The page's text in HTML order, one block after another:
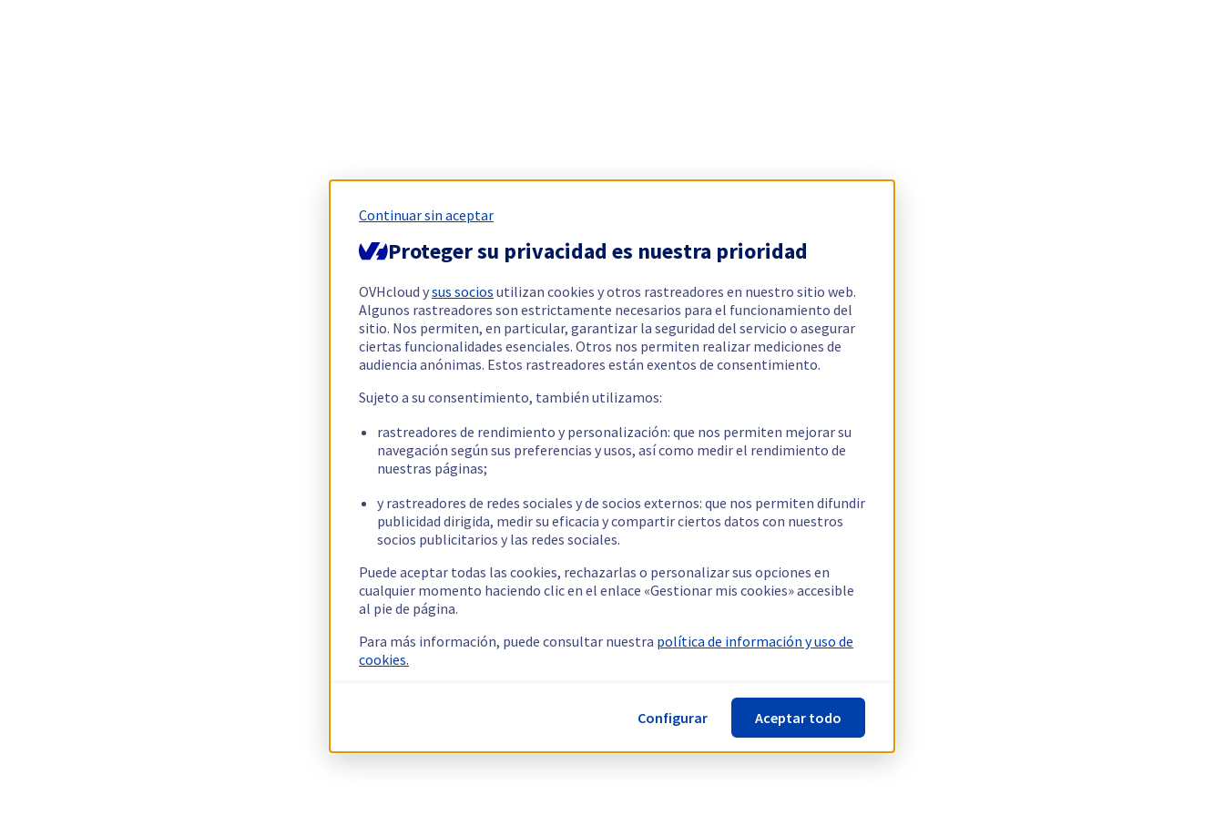
Continuar sin aceptar
Proteger su privacidad es nuestra prioridad
OVHcloud ysus socios utilizan cookies y otros rastreadores en nuestro sitio web.
Algunos rastreadores son estrictamente necesarios para el funcionamiento del
sitio. Nos permiten, en particular, garantizar la seguridad del servicio o asegurar
ciertas funcionalidades esenciales. Otros nos permiten realizar mediciones de
audiencia anónimas. Estos rastreadores están exentos de consentimiento.
Sujeto a su consentimiento, también utilizamos:
rastreadores de rendimiento y personalización: que nos permiten mejorar su
navegación según sus preferencias y usos, así como medir el rendimiento de
nuestras páginas;
y rastreadores de redes sociales y de socios externos: que nos permiten difundir
publicidad dirigida, medir su eficacia y compartir ciertos datos con nuestros
socios publicitarios y las redes sociales.
Puede aceptar todas las cookies, rechazarlas o personalizar sus opciones en
cualquier momento haciendo clic en el enlace «Gestionar mis cookies» accesible
al pie de página.
Para más información, puede consultar nuestra política de información y uso de
cookies.
Configurar Aceptar todo